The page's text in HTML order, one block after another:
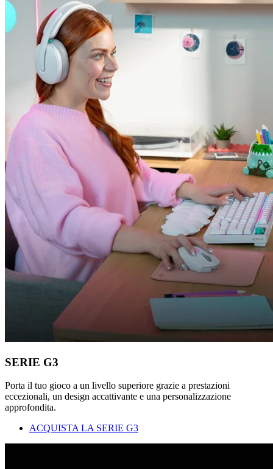
SERIE G3
Porta il tuo gioco a un livello superiore grazie a prestazioni
eccezionali, un design accattivante e una personalizzazione
approfondita.
ACQUISTA LA SERIE G3